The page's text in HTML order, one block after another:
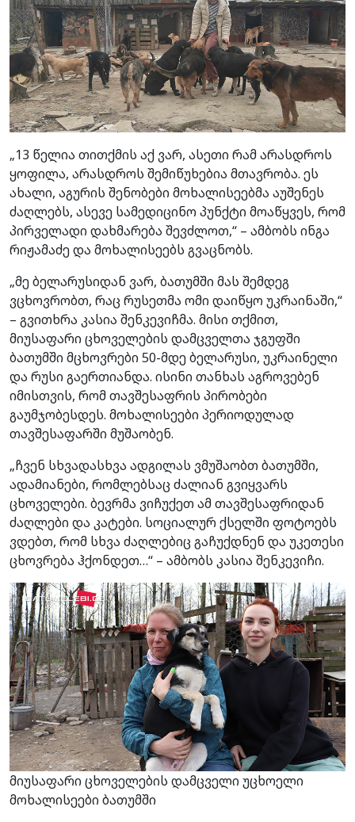
„13 წელია თითქმის აქ ვარ, ასეთი რამ არასდროს
ყოფილა, არასდროს შემიწუხებია მთავრობა. ეს
ახალი, აგურის შენობები მოხალისეებმა აუშენეს
ძაღლებს, ასევე სამედიცინო პუნქტი მოაწყვეს, რომ
პირველადი დახმარება შევძლოთ,“ – ამბობს ინგა
რიჟამაძე და მოხალისეებს გვაცნობს.
„მე ბელარუსიდან ვარ, ბათუმში მას შემდეგ
ვცხოვრობთ, რაც რუსეთმა ომი დაიწყო უკრაინაში,“
– გვითხრა კასია შენკევიჩმა. მისი თქმით,
მიუსაფარი ცხოველების დამცველთა ჯგუფში
ბათუმში მცხოვრები 50-მდე ბელარუსი, უკრაინელი
და რუსი გაერთიანდა. ისინი თანხას აგროვებენ
იმისთვის, რომ თავშესაფრის პირობები
გაუმჯობესდეს. მოხალისეები პერიოდულად
თავშესაფარში მუშაობენ.
„ჩვენ სხვადასხვა ადგილას ვმუშაობთ ბათუმში,
ადამიანები, რომლებსაც ძალიან გვიყვარს
ცხოველები. ბევრმა ვიჩუქეთ ამ თავშესაფრიდან
ძაღლები და კატები. სოციალურ ქსელში ფოტოებს
ვდებთ, რომ სხვა ძაღლებიც გაჩუქდნენ და უკეთესი
ცხოვრება ჰქონდეთ…“ – ამბობს კასია შენკევიჩი.
მიუსაფარი ცხოველების დამცველი უცხოელი
მოხალისეები ბათუმში